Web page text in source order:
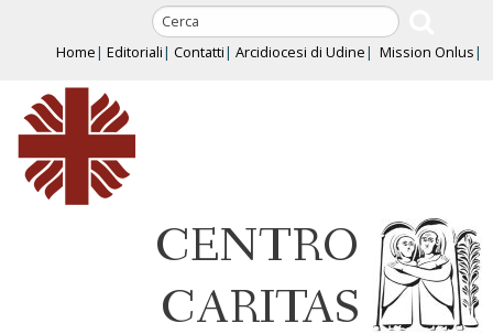
content
Home Editoriali Contatti Arcidiocesi di Udine Mission Onlus
CENTRO
CARITAS